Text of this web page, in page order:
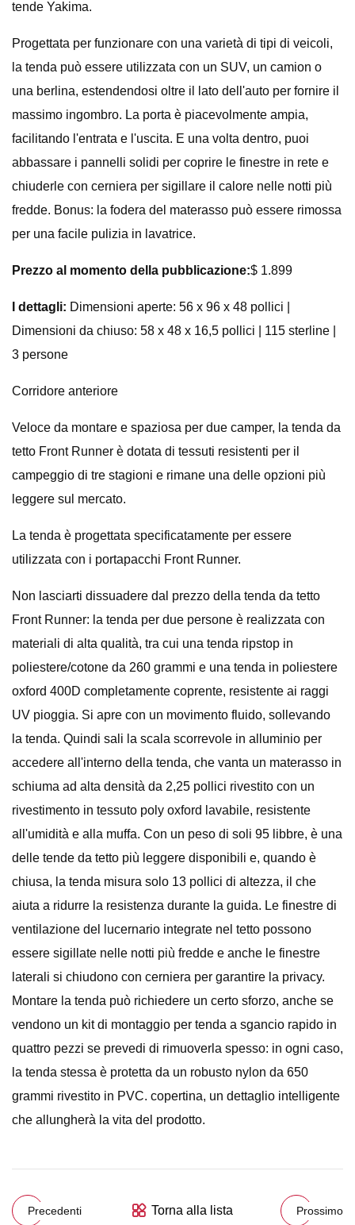
tende Yakima.
Progettata per funzionare con una varietà di tipi di veicoli,
la tenda può essere utilizzata con un SUV, un camion o
una berlina, estendendosi oltre il lato dell'auto per fornire il
massimo ingombro. La porta è piacevolmente ampia,
facilitando l'entrata e l'uscita. E una volta dentro, puoi
abbassare i pannelli solidi per coprire le finestre in rete e
chiuderle con cerniera per sigillare il calore nelle notti più
fredde. Bonus: la fodera del materasso può essere rimossa
per una facile pulizia in lavatrice.
Prezzo al momento della pubblicazione:$ 1.899
I dettagli: Dimensioni aperte: 56 x 96 x 48 pollici |
Dimensioni da chiuso: 58 x 48 x 16,5 pollici | 115 sterline |
3 persone
Corridore anteriore
Veloce da montare e spaziosa per due camper, la tenda da
tetto Front Runner è dotata di tessuti resistenti per il
campeggio di tre stagioni e rimane una delle opzioni più
leggere sul mercato.
La tenda è progettata specificatamente per essere
utilizzata con i portapacchi Front Runner.
Non lasciarti dissuadere dal prezzo della tenda da tetto
Front Runner: la tenda per due persone è realizzata con
materiali di alta qualità, tra cui una tenda ripstop in
poliestere/cotone da 260 grammi e una tenda in poliestere
oxford 400D completamente coprente, resistente ai raggi
UV pioggia. Si apre con un movimento fluido, sollevando
la tenda. Quindi sali la scala scorrevole in alluminio per
accedere all'interno della tenda, che vanta un materasso in
schiuma ad alta densità da 2,25 pollici rivestito con un
rivestimento in tessuto poly oxford lavabile, resistente
all'umidità e alla muffa. Con un peso di soli 95 libbre, è una
delle tende da tetto più leggere disponibili e, quando è
chiusa, la tenda misura solo 13 pollici di altezza, il che
aiuta a ridurre la resistenza durante la guida. Le finestre di
ventilazione del lucernario integrate nel tetto possono
essere sigillate nelle notti più fredde e anche le finestre
laterali si chiudono con cerniera per garantire la privacy.
Montare la tenda può richiedere un certo sforzo, anche se
vendono un kit di montaggio per tenda a sgancio rapido in
quattro pezzi se prevedi di rimuoverla spesso: in ogni caso,
la tenda stessa è protetta da un robusto nylon da 650
grammi rivestito in PVC. copertina, un dettaglio intelligente
che allungherà la vita del prodotto.
Precedenti Torna alla lista Prossimo